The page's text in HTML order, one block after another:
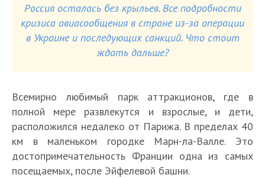
Россия осталась без крыльев. Все подробности
кризиса авиасообщения в стране из-за операции
в Украине и последующих санкций. Что стоит
ждать дальше?
Всемирно любимый парк аттракционов, где в
полной мере развлекутся и взрослые, и дети,
расположился недалеко от Парижа. В пределах 40
км в маленьком городке Марн-ла-Валле. Это
достопримечательность Франции одна из самых
посещаемых, после Эйфелевой башни.